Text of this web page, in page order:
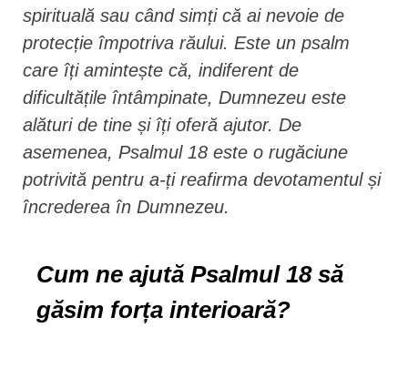
spirituală sau când simți că ai nevoie de
protecție împotriva răului. Este un psalm
care îți amintește că, indiferent de
dificultățile întâmpinate, Dumnezeu este
alături de tine și îți oferă ajutor. De
asemenea, Psalmul 18 este o rugăciune
potrivită pentru a-ți reafirma devotamentul și
încrederea în Dumnezeu.
Cum ne ajută Psalmul 18 să
găsim forța interioară?